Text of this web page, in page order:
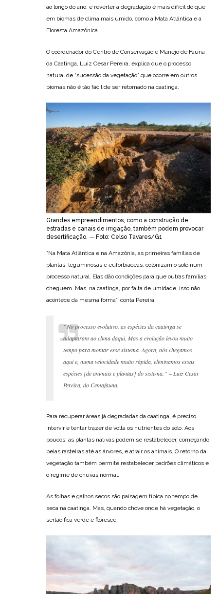
ao longo do ano, e reverter a degradação é mais difícil do que
em biomas de clima mais úmido, como a Mata Atlântica e a
Floresta Amazônica.
O coordenador do Centro de Conservação e Manejo de Fauna
da Caatinga, Luiz Cesar Pereira, explica que o processo
natural de “sucessão da vegetação” que ocorre em outros
biomas não é tão fácil de ser retomado na caatinga.
Grandes empreendimentos, como a construção de
estradas e canais de irrigação, também podem provocar
desertificação. — Foto: Celso Tavares/G1
“Na Mata Atlântica e na Amazônia, as primeiras famílias de
plantas, leguminosas e euforbiáceas, colonizam o solo num
processo natural. Elas dão condições para que outras famílias
cheguem. Mas, na caatinga, por falta de umidade, isso não
acontece da mesma forma”, conta Pereira.
“No processo evolutivo, as espécies da caatinga se
adaptaram ao clima daqui. Mas a evolução levou muito
tempo para montar esse sistema. Agora, nós chegamos
aqui e, numa velocidade muito rápida, eliminamos essas
espécies [de animais e plantas] do sistema.” – Luiz Cesar
Pereira, do Cemafauna.
Para recuperar áreas já degradadas da caatinga, é preciso
intervir e tentar trazer de volta os nutrientes do solo. Aos
poucos, as plantas nativas podem se restabelecer, começando
pelas rasteiras até as árvores, e atrair os animais. O retorno da
vegetação também permite restabelecer padrões climáticos e
o regime de chuvas normal.
As folhas e galhos secos são paisagem típica no tempo de
seca na caatinga. Mas, quando chove onde há vegetação, o
sertão fica verde e floresce.